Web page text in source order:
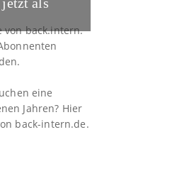
als
von back.intern.
eine
Jahren? Hier
back-intern.de.